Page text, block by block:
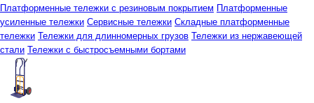
Платформенные тележки с резиновым покрытием Платформенные
усиленные тележки Сервисные тележки Складные платформенные
тележки Тележки для длинномерных грузов Тележки из нержавеющей
стали Тележки с быстросъемными бортами